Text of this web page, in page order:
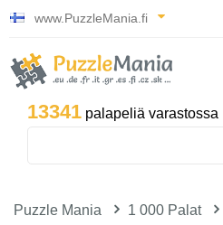
www.PuzzleMania.fi
13341 palapeliä varastossa
Puzzle Mania 1 000 Palat